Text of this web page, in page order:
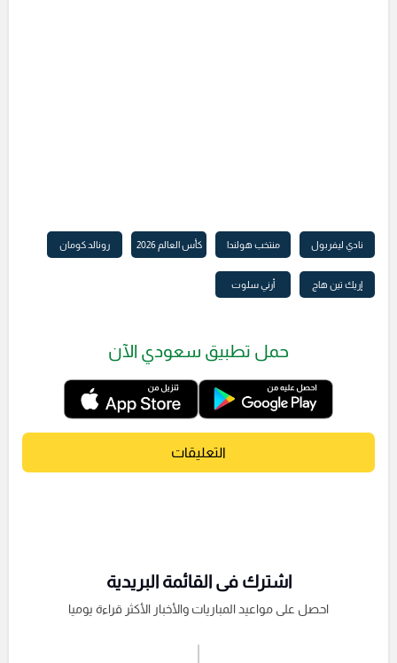
نادي ليفربول منتخب هولندا كأس العالم 2026 رونالد كومان
إريك تين هاج أرني سلوت
حمل تطبيق سعودي الآن
التعليقات
اشترك فى القائمة البريدية
احصل على مواعيد المباريات والأخبار الأكثر قراءة يوميا